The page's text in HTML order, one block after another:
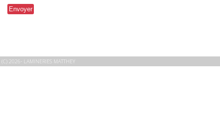
(C) 2026- LAMINERIES MATTHEY